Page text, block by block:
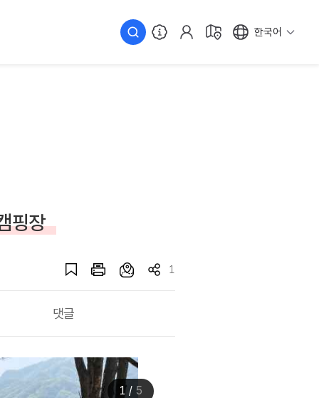
한국어
핑장
1
댓글
1/ 5